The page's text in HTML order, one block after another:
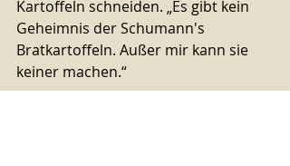
Kartoffeln schneiden. „Es gibt kein
Geheimnis der Schumann's
Bratkartoffeln. Außer mir kann sie
keiner machen.“